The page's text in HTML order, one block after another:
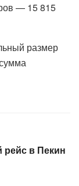
— 15 815
размер
рейс в Пекин